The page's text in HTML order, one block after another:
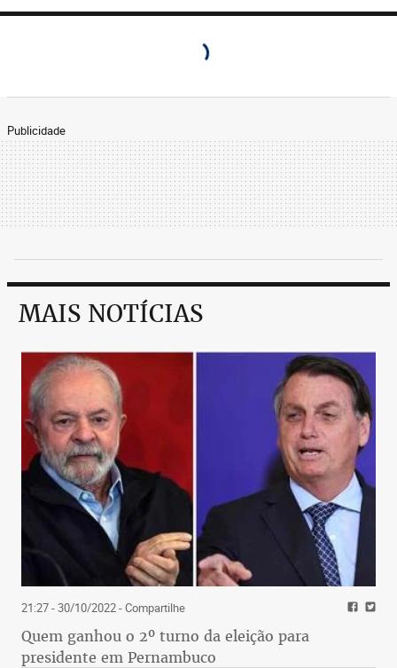
Publicidade
MAIS NOTÍCIAS
21:27 - 30/10/2022- Compartilhe
Quem ganhou o 2º turno da eleição para
presidente em Pernambuco